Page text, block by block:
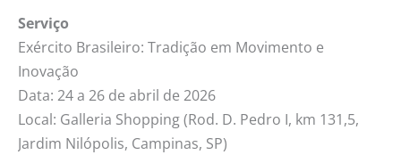
Serviço
Exército Brasileiro: Tradição em Movimento e
Inovação
Data: 24 a 26 de abril de 2026
Local: Galleria Shopping (Rod. D. Pedro I, km 131,5,
Jardim Nilópolis, Campinas, SP)